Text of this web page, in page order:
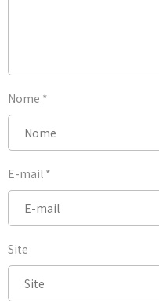
Nome *
E-mail *
Site